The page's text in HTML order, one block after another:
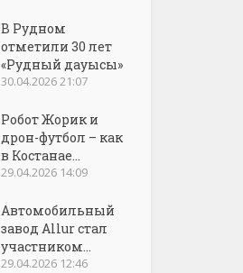
В Рудном
отметили 30 лет
«Рудный дауысы»
30.04.2026 21:07
Робот Жорик и
дрон-футбол – как
в Костанае...
29.04.2026 14:09
Автомобильный
завод Allur стал
участником...
29.04.2026 12:46